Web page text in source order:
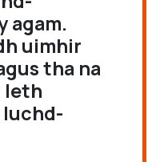
agam.
uimhir
tha na
leth